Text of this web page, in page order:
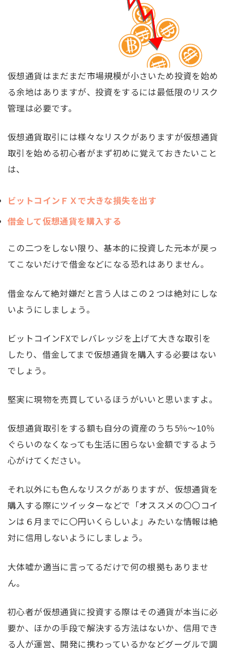
仮想通貨はまだまだ市場規模が小さいため投資を始め
る余地はありますが、投資をするには最低限のリスク
管理は必要です。
仮想通貨取引には様々なリスクがありますが仮想通貨
取引を始める初心者がまず初めに覚えておきたいこと
は、
ビットコインＦＸで大きな損失を出す
借金して仮想通貨を購入する
この二つをしない限り、基本的に投資した元本が戻っ
てこないだけで借金などになる恐れはありません。
借金なんて絶対嫌だと言う人はこの２つは絶対にしな
いようにしましょう。
ビットコインFXでレバレッジを上げて大きな取引を
したり、借金してまで仮想通貨を購入する必要はない
でしょう。
堅実に現物を売買しているほうがいいと思いますよ。
仮想通貨取引をする額も自分の資産のうち5％～10％
ぐらいのなくなっても生活に困らない金額でするよう
心がけてください。
それ以外にも色んなリスクがありますが、仮想通貨を
購入する際にツイッターなどで「オススメの〇〇コイ
ンは６月までに〇円いくらしいよ」みたいな情報は絶
対に信用しないようにしましょう。
大体嘘か適当に言ってるだけで何の根拠もありませ
ん。
初心者が仮想通貨に投資する際はその通貨が本当に必
要か、ほかの手段で解決する方法はないか、信用でき
る人が運営、開発に携わっているかなどグーグルで調